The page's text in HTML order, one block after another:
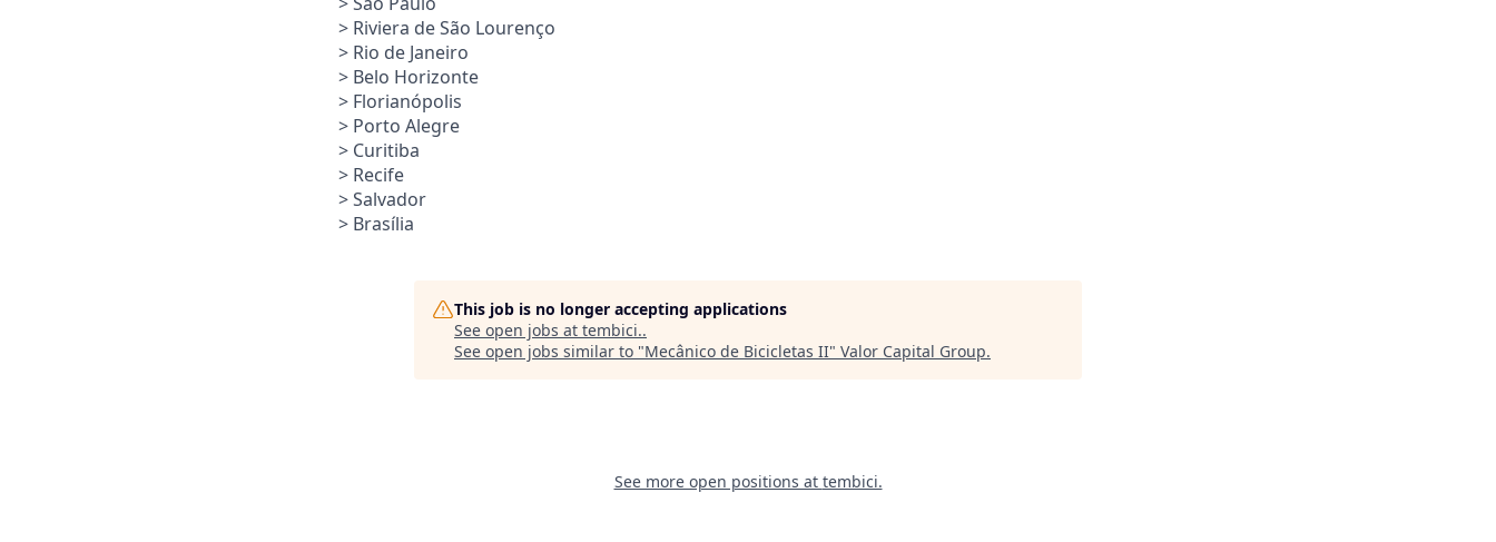
> Riviera de São Lourenço
> Rio de Janeiro
> Belo Horizonte
> Florianópolis
> Porto Alegre
> Curitiba
> Recife
> Salvador
> Brasília
This job is no longer accepting applications
See open jobs at tembici..
See open jobs similar to "Mecânico de Bicicletas II" Valor Capital Group.
See more open positions at tembici.